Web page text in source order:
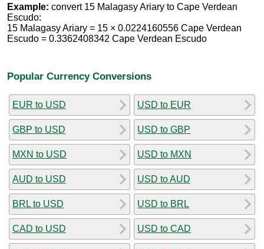
Example: convert 15 Malagasy Ariary to Cape Verdean
Escudo:
15 Malagasy Ariary = 15 × 0.0224160556 Cape Verdean
Escudo = 0.3362408342 Cape Verdean Escudo
Popular Currency Conversions
EUR to USD
GBP to USD
MXN to USD
AUD to USD
BRL to USD
CAD to USD
USD to EUR
USD to GBP
USD to MXN
USD to AUD
USD to BRL
USD to CAD